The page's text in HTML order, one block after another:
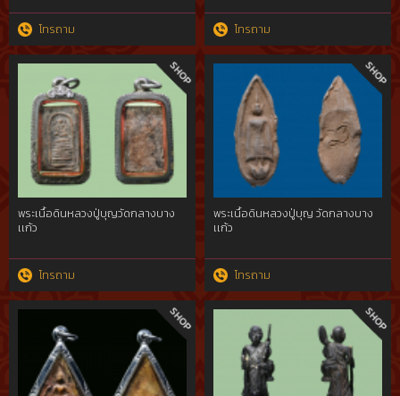
โทรถาม โทรถาม
พระเนื้อดินหลวงปู่บุญวัดกลางบาง
เเก้ว
โทรถาม
พระเนื้อดินหลวงปู่บุญ วัดกลางบาง
เเก้ว
โทรถาม